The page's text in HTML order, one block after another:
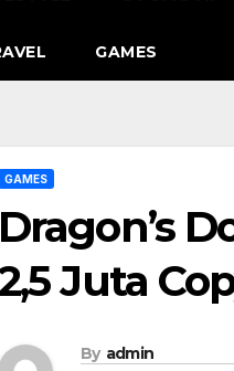
GAMES
GAMES
Dragon’s
Juta
By admin